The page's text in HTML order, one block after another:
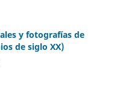
y fotografías de
de siglo XX)